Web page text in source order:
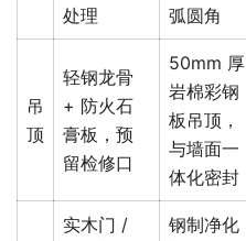
处理
弧圆角
吊
顶
轻钢龙骨
+ 防火石
膏板，预
留检修口
50mm 厚
岩棉彩钢
板吊顶，
与墙面一
体化密封
实木门 /
钢制净化